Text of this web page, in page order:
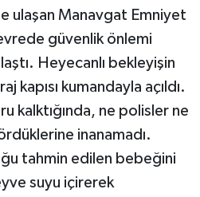
ulaşan Manavgat Emniyet
güvenlik önlemi
Heyecanlı bekleyişin
kapısı kumandayla açıldı.
kalktığında, ne polisler ne
inanamadı.
tahmin edilen bebeğini
suyu içirerek